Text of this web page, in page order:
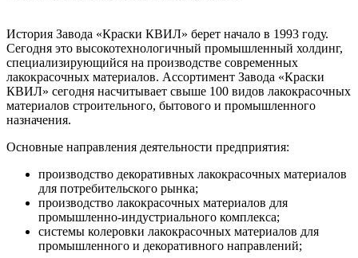
История Завода «Краски КВИЛ» берет начало в 1993 году.
Сегодня это высокотехнологичный промышленный холдинг,
специализирующийся на производстве современных
лакокрасочных материалов. Ассортимент Завода «Краски
КВИЛ» сегодня насчитывает свыше 100 видов лакокрасочных
материалов строительного, бытового и промышленного
назначения.
Основные направления деятельности предприятия:
производство декоративных лакокрасочных материалов
для потребительского рынка;
производство лакокрасочных материалов для
промышленно-индустриального комплекса;
системы колеровки лакокрасочных материалов для
промышленного и декоративного направлений;